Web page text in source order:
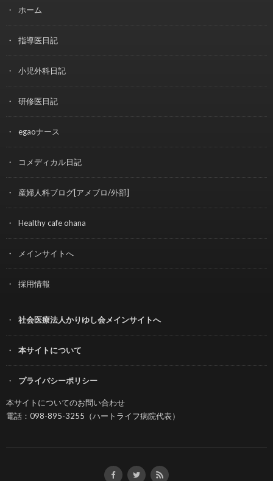
ホーム
指導医日記
小児外科日記
研修医日記
egaoナース
コメディカル日記
産婦人科ブログ[アメブロ/外部]
Healthy cafe ohana
メインサイトへ
採用情報
社会医療法人かりゆし会メインサイトへ
本サイトについて
プライバシーポリシー
本サイトについてのお問い合わせ
電話：098-895-3255（ハートライフ病院代表）